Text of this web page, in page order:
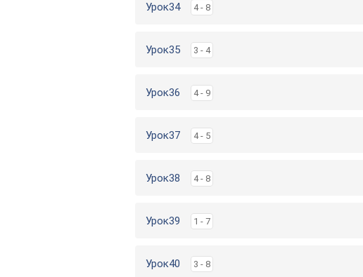
Урок34 4 - 8
Урок35 3 - 4
Урок36 4 - 9
Урок37 4 - 5
Урок38 4 - 8
Урок39 1 - 7
Урок40 3 - 8